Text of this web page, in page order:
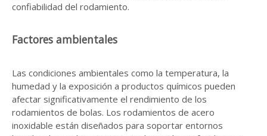
confiabilidad del rodamiento.
Factores ambientales
Las condiciones ambientales como la temperatura, la
humedad y la exposición a productos químicos pueden
afectar significativamente el rendimiento de los
rodamientos de bolas. Los rodamientos de acero
inoxidable están diseñados para soportar entornos